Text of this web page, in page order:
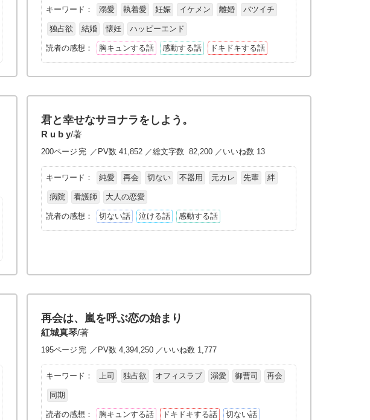
キーワード： 溺愛 執着愛 妊娠 イケメン 離婚 バツイチ
独占欲 結婚 懐妊 ハッピーエンド
読者の感想： 胸キュンする話 感動する話 ドキドキする話
君と幸せなサヨナラをしよう。
R u b y/著
200ページ 完 ／PV数 41,852 ／総文字数 82,200 ／いいね数 13
キーワード： 純愛 再会 切ない 不器用 元カレ 先輩 絆
病院 看護師 大人の恋愛
読者の感想： 切ない話 泣ける話 感動する話
再会は、嵐を呼ぶ恋の始まり
紅城真琴/著
195ページ 完 ／PV数 4,394,250 ／いいね数 1,777
キーワード： 上司 独占欲 オフィスラブ 溺愛 御曹司 再会
同期
読者の感想： 胸キュンする話 ドキドキする話 切ない話